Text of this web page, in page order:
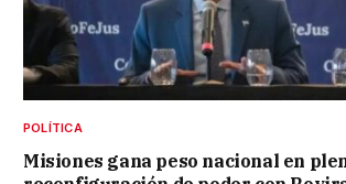
POLÍTICA
Misiones gana peso nacional en